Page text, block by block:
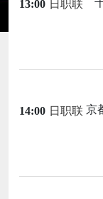
13:00 日职联
14:00 日职联 京